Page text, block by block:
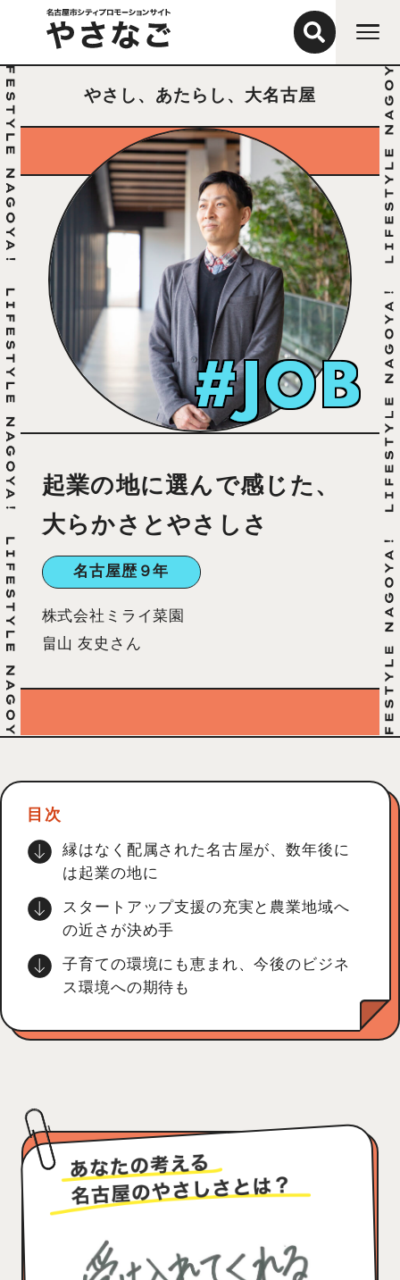
やさし、あたらし、大名古屋
#JOB
起業の地に選んで感じた、
大らかさとやさしさ
名古屋歴９年
株式会社ミライ菜園
畠山 友史さん
目次
縁はなく配属された名古屋が、数年後に
は起業の地に
スタートアップ支援の充実と農業地域へ
の近さが決め手
子育ての環境にも恵まれ、今後のビジネ
ス環境への期待も